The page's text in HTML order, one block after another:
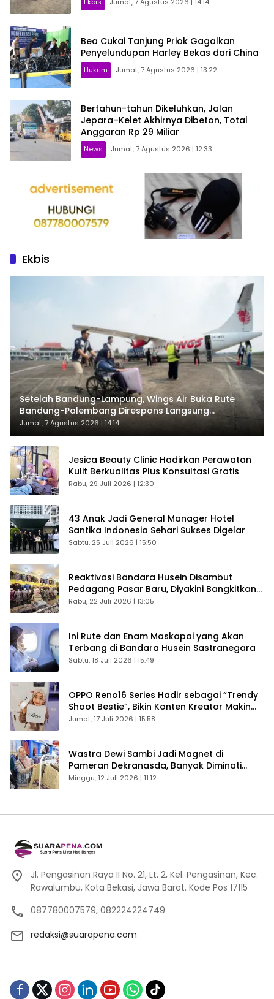
Ekbis Jumat, 7 Agustus 2026 | 14:14
Bea Cukai Tanjung Priok Gagalkan
Penyelundupan Harley Bekas dari China
Hukrim Jumat, 7 Agustus 2026 | 13:22
Bertahun-tahun Dikeluhkan, Jalan
Jepara–Kelet Akhirnya Dibeton, Total
Anggaran Rp 29 Miliar
News Jumat, 7 Agustus 2026 | 12:33
Ekbis
Setelah Bandung-Lampung, Wings Air Buka Rute
Bandung-Palembang Direspons Langsung
Penumpang
Jumat, 7 Agustus 2026 | 14:14
Jesica Beauty Clinic Hadirkan Perawatan
Kulit Berkualitas Plus Konsultasi Gratis
Rabu, 29 Juli 2026 | 12:30
43 Anak Jadi General Manager Hotel
Santika Indonesia Sehari Sukses Digelar
Sabtu, 25 Juli 2026 | 15:50
Reaktivasi Bandara Husein Disambut
Pedagang Pasar Baru, Diyakini Bangkitkan
Kembali Ekonomi Bandung
Rabu, 22 Juli 2026 | 13:05
Ini Rute dan Enam Maskapai yang Akan
Terbang di Bandara Husein Sastranegara
Sabtu, 18 Juli 2026 | 15:49
OPPO Reno16 Series Hadir sebagai “Trendy
Shoot Bestie”, Bikin Konten Kreator Makin
Betah
Jumat, 17 Juli 2026 | 15:58
Wastra Dewi Sambi Jadi Magnet di
Pameran Dekranasda, Banyak Diminati
Pengunjung
Minggu, 12 Juli 2026 | 11:12
Jl. Pengasinan Raya II No. 21, Lt. 2, Kel. Pengasinan, Kec.
Rawalumbu, Kota Bekasi, Jawa Barat. Kode Pos 17115
087780007579, 082224224749
redaksi@suarapena.com